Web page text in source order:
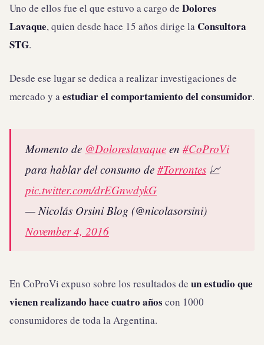
Uno de ellos fue el que estuvo a cargo de Dolores
Lavaque, quien desde hace 15 años dirige la Consultora
STG.
Desde ese lugar se dedica a realizar investigaciones de
mercado y aestudiar el comportamiento del consumidor.
Momento de @Doloreslavaque en #CoProVi
para hablar del consumo de #Torrontes 📈
pic.twitter.com/drEGnwdykG
— Nicolás Orsini Blog (@nicolasorsini)
November 4, 2016
En CoProVi expuso sobre los resultados de un estudio que
vienen realizando hace cuatro años con 1000
consumidores de toda la Argentina.